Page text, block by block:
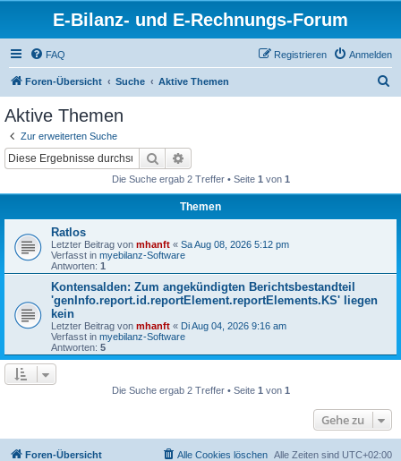
E-Bilanz- und E-Rechnungs-Forum
FAQ Anmelden
Registrieren
Foren-Übersicht Suche Aktive Themen
Aktive Themen
Zur erweiterten Suche
Suche
Die Suche ergab 2 Treffer • Seite 1 von 1
Themen
Ratlos
Letzter Beitrag von mhanft « Sa Aug 08, 2026 5:12 pm
Verfasst in myebilanz-Software
Antworten: 1
Kontensalden: Zum angekündigten Berichtsbestandteil
'genInfo.report.id.reportElement.reportElements.KS' liegen
kein
Letzter Beitrag von mhanft « Di Aug 04, 2026 9:16 am
Verfasst in myebilanz-Software
Antworten: 5
Die Suche ergab 2 Treffer • Seite 1 von 1
Gehe zu
Foren-Übersicht Alle Zeiten sind UTC+02:00
Alle Cookies löschen